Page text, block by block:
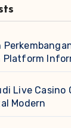
Platform
Live Casino
Modern